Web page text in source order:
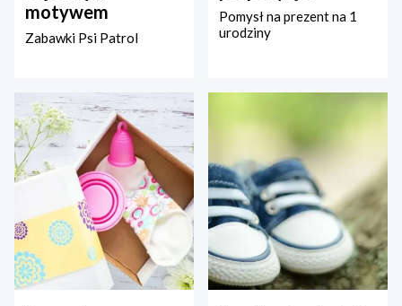
motywem
Zabawki Psi Patrol
Pomysł na prezent na 1
urodziny